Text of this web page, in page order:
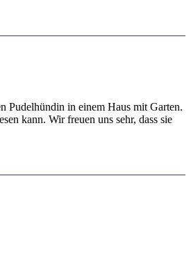
Pudelhündin in einem Haus mit Garten.
kann. Wir freuen uns sehr, dass sie